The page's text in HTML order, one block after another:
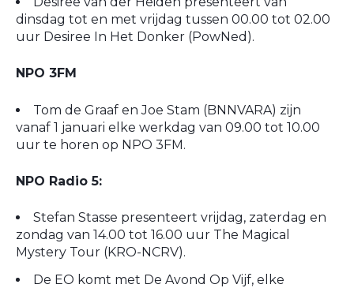
dinsdag tot en met vrijdag tussen 00.00 tot 02.00
uur Desiree In Het Donker (PowNed).
NPO 3FM
Tom de Graaf en Joe Stam (BNNVARA) zijn
vanaf 1 januari elke werkdag van 09.00 tot 10.00
uur te horen op NPO 3FM.
NPO Radio 5:
Stefan Stasse presenteert vrijdag, zaterdag en
zondag van 14.00 tot 16.00 uur The Magical
Mystery Tour (KRO-NCRV).
De EO komt met De Avond Op Vijf, elke